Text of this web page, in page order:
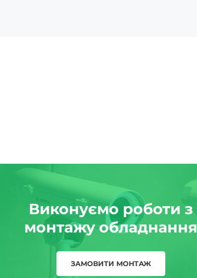
Виконуємо роботи з
монтажу обладнання
ЗАМОВИТИ МОНТАЖ